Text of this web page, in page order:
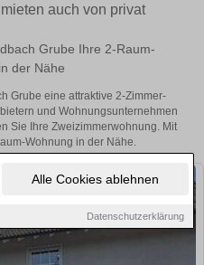
Alle Cookies ablehnen
Datenschutzerklärung
auch von privat
Grube Ihre 2-Raum-
der Nähe
Grube eine attraktive 2-Zimmer-
und Wohnungsunternehmen
Sie Ihre Zweizimmerwohnung. Mit
Wohnung in der Nähe.